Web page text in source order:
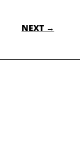
NEXT →